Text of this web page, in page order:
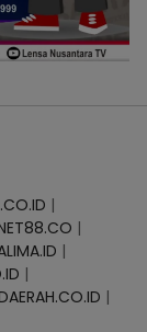
|
|
|
|
|